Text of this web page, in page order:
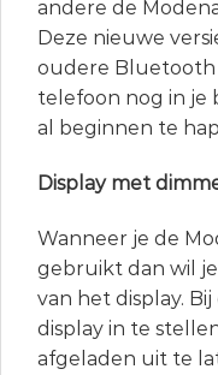
andere de
Deze nieuwe
oudere Bluetooth
telefoon nog in je
al beginnen te
Display met
Wanneer je de
gebruikt dan wil
van het display.
display in te
afgeladen uit te